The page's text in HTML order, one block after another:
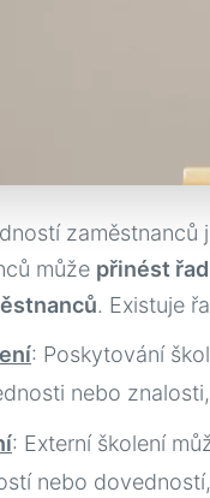
zaměstnanců
může přinést
. Existuje
: Poskytování
nebo
: Externí školení
nebo